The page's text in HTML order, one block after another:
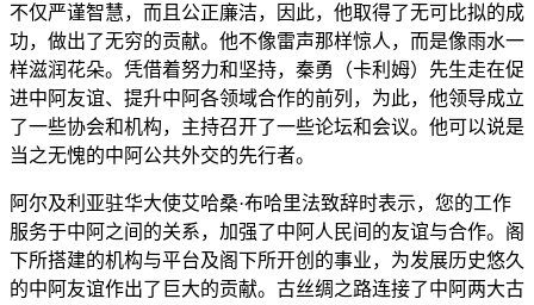
不仅严谨智慧，而且公正廉洁，因此，他取得了无可比拟的成
功，做出了无穷的贡献。他不像雷声那样惊人，而是像雨水一
样滋润花朵。凭借着努力和坚持，秦勇（卡利姆）先生走在促
进中阿友谊、提升中阿各领域合作的前列，为此，他领导成立
了一些协会和机构，主持召开了一些论坛和会议。他可以说是
当之无愧的中阿公共外交的先行者。
阿尔及利亚驻华大使艾哈桑·布哈里法致辞时表示，您的工作
服务于中阿之间的关系，加强了中阿人民间的友谊与合作。阁
下所搭建的机构与平台及阁下所开创的事业，为发展历史悠久
的中阿友谊作出了巨大的贡献。古丝绸之路连接了中阿两大古